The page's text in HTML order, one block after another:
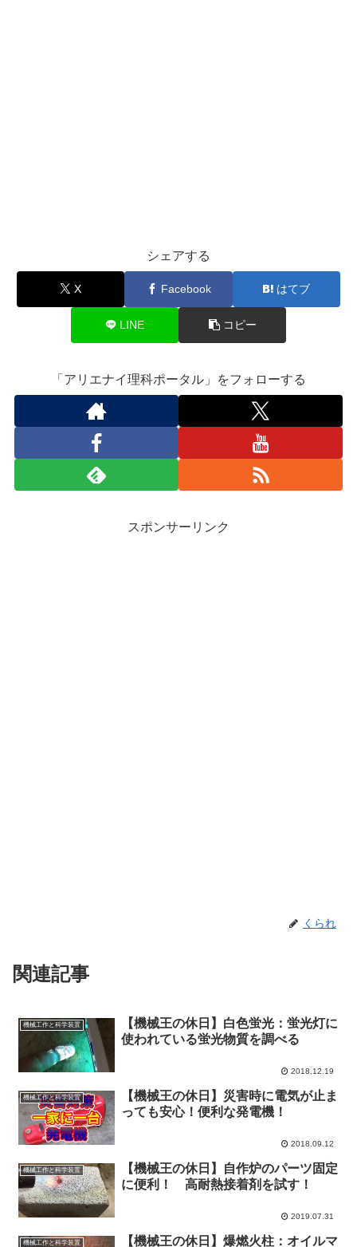
シェアする
X Facebook はてブ
LINE コピー
「アリエナイ理科ポータル」をフォローする
スポンサーリンク
くられ
関連記事
機械工作と科学装置
【機械王の休日】白色蛍光：蛍光灯に
使われている蛍光物質を調べる
2018.12.19
機械工作と科学装置
【機械王の休日】災害時に電気が止ま
っても安心！便利な発電機！
2018.09.12
機械工作と科学装置
【機械王の休日】自作炉のパーツ固定
に便利！ 高耐熱接着剤を試す！
2019.07.31
機械工作と科学装置
【機械王の休日】爆燃火柱：オイルマ